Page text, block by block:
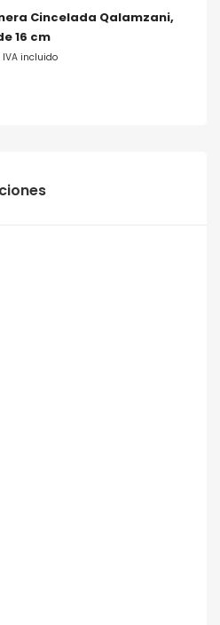
Cincelada Qalamzani,
16 cm
IVA incluido